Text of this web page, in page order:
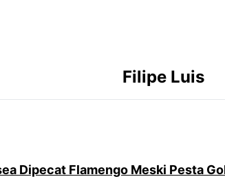
Filipe Luis
Dipecat Flamengo Meski Pesta